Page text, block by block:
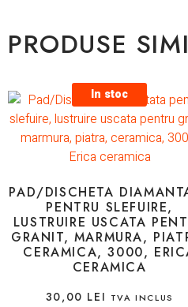
PRODUSE
In stoc
PAD/DISCHETA
PENTRU SLEFUIRE,
LUSTRUIRE USCATA
GRANIT, MARMURA,
CERAMICA, 3000,
CERAMICA
30,00 LEI TVA INCLUS